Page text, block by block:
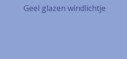
Geel glazen windlichtje